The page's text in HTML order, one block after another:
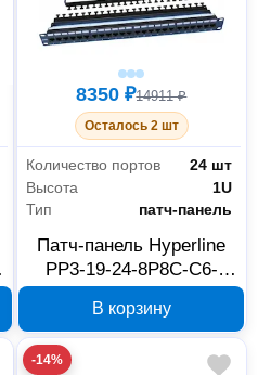
8350 ₽14911 ₽
Осталось 2 шт
Количество портов
24 шт
Высота
1U
Тип
патч-панель
Патч-панель Hyperline
PP3-19-24-8P8C-C6-
Cat 6 1U 246107
В корзину
-14%